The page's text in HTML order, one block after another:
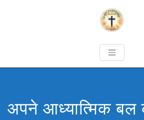
अपने आध्यात्मिक